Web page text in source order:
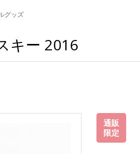
グッズ
キー 2016
通販
限定